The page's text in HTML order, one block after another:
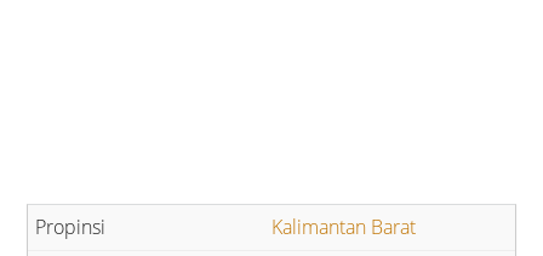
Kalimantan Barat